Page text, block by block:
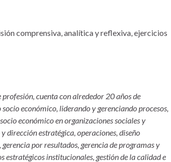
comprensiva, analítica y reflexiva, ejercicios
profesión, cuenta con alrededor 20 años de
económico, liderando y gerenciando procesos,
económico en organizaciones sociales y
dirección estratégica, operaciones, diseño
por resultados, gerencia de programas y
estratégicos institucionales, gestión de la calidad e